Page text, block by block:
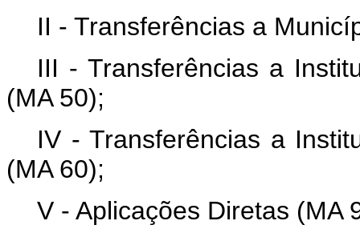
II - Transferências a
III - Transferências a
(MA 50);
IV - Transferências a
(MA 60);
V - Aplicações Diretas (MA